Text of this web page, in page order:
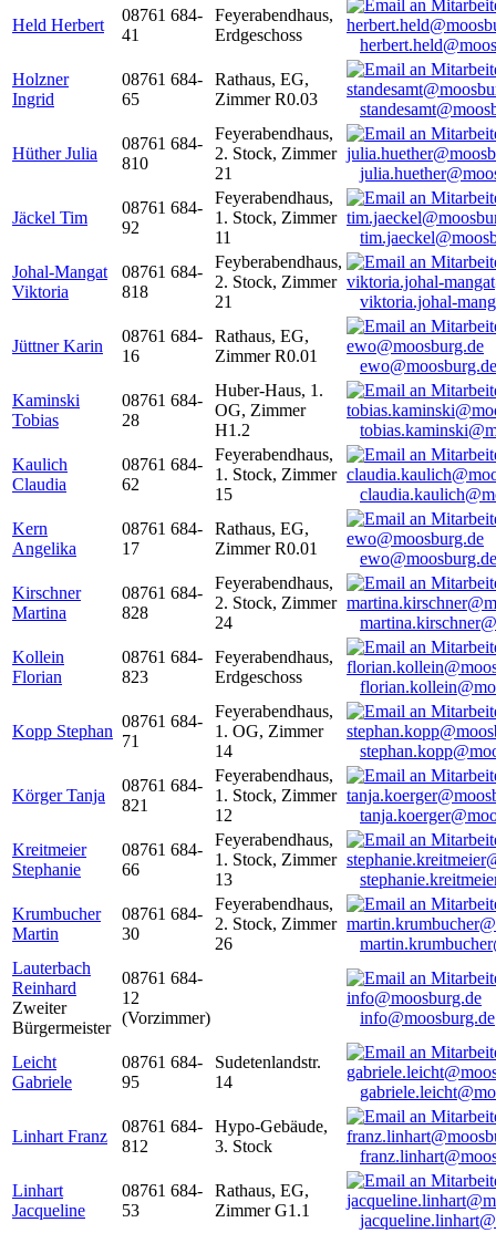
Held Herbert
08761 684-
41
Feyerabendhaus,
Erdgeschoss
Holzner
Ingrid
08761 684-
65
Rathaus, EG,
Zimmer R0.03
Hüther Julia
08761 684-
810
Feyerabendhaus,
2. Stock, Zimmer
21
Jäckel Tim
08761 684-
92
Feyerabendhaus,
1. Stock, Zimmer
11
Johal-Mangat
Viktoria
08761 684-
818
Feyberabendhaus,
2. Stock, Zimmer
21
viktoria.johal-
Jüttner Karin
08761 684-
16
Rathaus, EG,
Zimmer R0.01
ewo@moosburg.de
Kaminski
Tobias
08761 684-
28
Huber-Haus, 1.
OG, Zimmer
H1.2
Kaulich
Claudia
08761 684-
62
Feyerabendhaus,
1. Stock, Zimmer
15
Kern
Angelika
08761 684-
17
Rathaus, EG,
Zimmer R0.01
ewo@moosburg.de
Kirschner
Martina
08761 684-
828
Feyerabendhaus,
2. Stock, Zimmer
24
Kollein
Florian
08761 684-
823
Feyerabendhaus,
Erdgeschoss
Kopp Stephan
08761 684-
71
Feyerabendhaus,
1. OG, Zimmer
14
Körger Tanja
08761 684-
821
Feyerabendhaus,
1. Stock, Zimmer
12
Kreitmeier
Stephanie
08761 684-
66
Feyerabendhaus,
1. Stock, Zimmer
13
Krumbucher
Martin
08761 684-
30
Feyerabendhaus,
2. Stock, Zimmer
26
Lauterbach
Reinhard
Zweiter
Bürgermeister
08761 684-
12
(Vorzimmer)
info@moosburg.de
Leicht
Gabriele
08761 684-
95
Sudetenlandstr.
14
Linhart Franz
08761 684-
812
Hypo-Gebäude,
3. Stock
Linhart
Jacqueline
08761 684-
53
Rathaus, EG,
Zimmer G1.1